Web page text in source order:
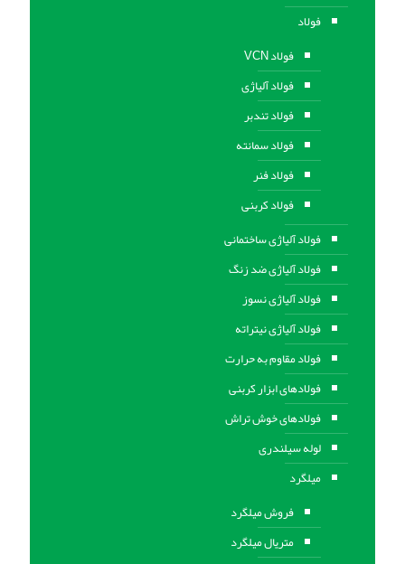
فولاد
فولاد VCN
فولاد آلیاژی
فولاد تندبر
فولاد سمانته
فولاد فنر
فولاد کربنی
فولاد آلیاژی ساختمانی
فولاد آلیاژی ضد زنگ
فولاد آلیاژی نسوز
فولاد آلیاژی نیتراته
فولاد مقاوم به حرارت
فولادهای ابزار کربنی
فولادهای خوش تراش
لوله سیلندری
میلگرد
فروش میلگرد
متریال میلگرد